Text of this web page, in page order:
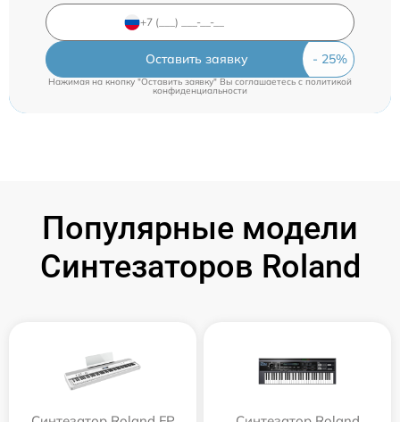
Оставить заявку
Нажимая на кнопку "Оставить заявку" Вы соглашаетесь cполитикой
конфиденциальности
Популярные модели
Синтезаторов Roland